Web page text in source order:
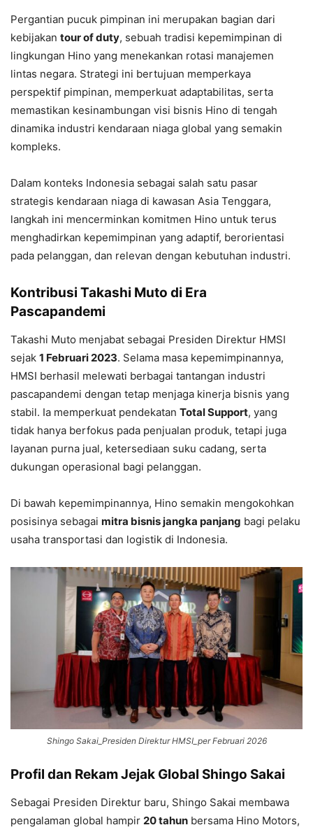
Pergantian pucuk pimpinan ini merupakan bagian dari
kebijakan tour of duty, sebuah tradisi kepemimpinan di
lingkungan Hino yang menekankan rotasi manajemen
lintas negara. Strategi ini bertujuan memperkaya
perspektif pimpinan, memperkuat adaptabilitas, serta
memastikan kesinambungan visi bisnis Hino di tengah
dinamika industri kendaraan niaga global yang semakin
kompleks.
Dalam konteks Indonesia sebagai salah satu pasar
strategis kendaraan niaga di kawasan Asia Tenggara,
langkah ini mencerminkan komitmen Hino untuk terus
menghadirkan kepemimpinan yang adaptif, berorientasi
pada pelanggan, dan relevan dengan kebutuhan industri.
Kontribusi Takashi Muto di Era
Pascapandemi
Takashi Muto menjabat sebagai Presiden Direktur HMSI
sejak 1 Februari 2023. Selama masa kepemimpinannya,
HMSI berhasil melewati berbagai tantangan industri
pascapandemi dengan tetap menjaga kinerja bisnis yang
stabil. Ia memperkuat pendekatan Total Support, yang
tidak hanya berfokus pada penjualan produk, tetapi juga
layanan purna jual, ketersediaan suku cadang, serta
dukungan operasional bagi pelanggan.
Di bawah kepemimpinannya, Hino semakin mengokohkan
posisinya sebagai mitra bisnis jangka panjang bagi pelaku
usaha transportasi dan logistik di Indonesia.
Shingo Sakai_Presiden Direktur HMSI_per Februari 2026
Profil dan Rekam Jejak Global Shingo Sakai
Sebagai Presiden Direktur baru, Shingo Sakai membawa
pengalaman global hampir 20 tahun bersama Hino Motors,